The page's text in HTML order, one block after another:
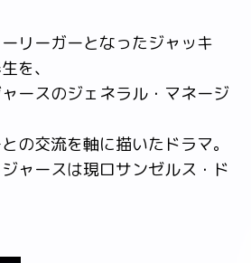
リーガーとなったジャッキ
を、
ースのジェネラル・マネージ
の交流を軸に描いたドラマ。
ャースは現ロサンゼルス・ド